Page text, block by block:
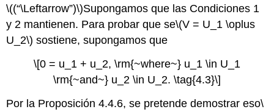
\((“\Leftarrow”)\)Supongamos que las Condiciones 1
y 2 mantienen. Para probar que se\(V = U_1 \oplus
U_2\) sostiene, supongamos que
\[0 = u_1 + u_2, \rm{~where~} u_1 \in U_1
\rm{~and~} u_2 \in U_2. \tag{4.3}\]
Por la Proposición 4.4.6, se pretende demostrar eso\